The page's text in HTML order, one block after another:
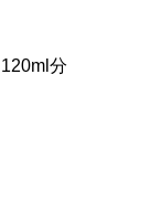
分